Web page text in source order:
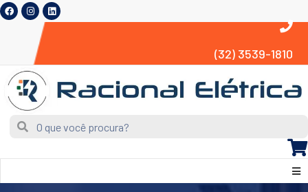
(32) 3539-1810